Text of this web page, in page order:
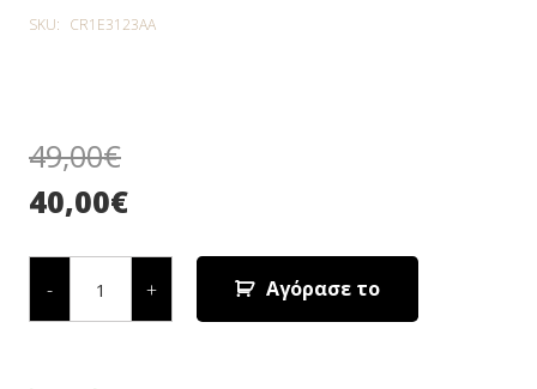
SKU: CR1E3123AA
49,00€
40,00€
-
ΤΑΧΥΦΟΡΤΙΣΤΗΣ
3123
quantity
+ Αγόρασε το